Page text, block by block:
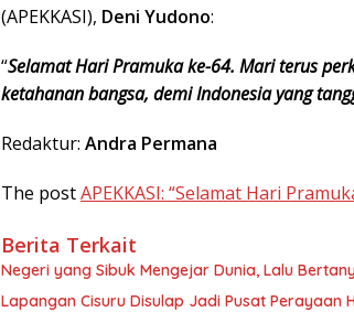
(APEKKASI), Deni Yudono:
“Selamat Hari Pramuka ke-64. Mari terus
ketahanan bangsa, demi Indonesia yang
Redaktur: Andra Permana
The postAPEKKASI: “Selamat Hari
Berita Terkait
Negeri yang Sibuk Mengejar Dunia, Lalu
Lapangan Cisuru Disulap Jadi Pusat Perayaan